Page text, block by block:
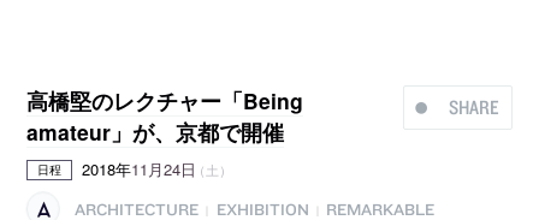
SHARE
高橋堅のレクチャー「Being
amateur」が、京都で開催
日程 2018年11月24日（土）
ARCHITECTURE EXHIBITION
REMARKABLE